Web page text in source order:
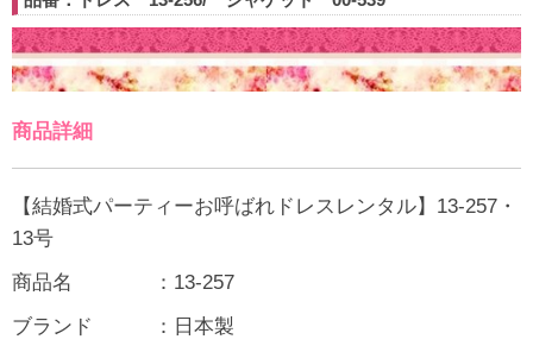
商品詳細
【結婚式パーティーお呼ばれドレスレンタル】13-257・
13号
商品名 ：13-257
ブランド ：日本製